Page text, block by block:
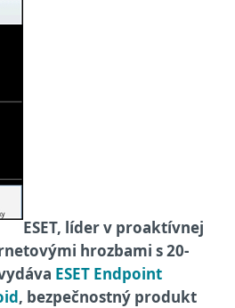
ESET, líder v proaktívnej
hrozbami s 20-
ESET Endpoint
, bezpečnostný produkt